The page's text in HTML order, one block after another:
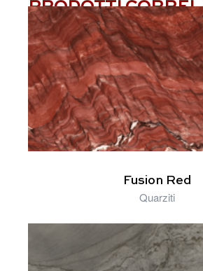
PRODOTTI
Fusion Red
Quarziti